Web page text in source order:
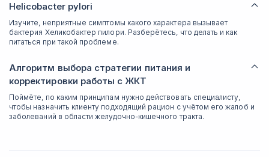
Helicobacter pylori
Изучите, неприятные симптомы какого характера вызывает
бактерия Хеликобактер пилори. Разберётесь, что делать и как
питаться при такой проблеме.
Алгоритм выбора стратегии питания и
корректировки работы с ЖКТ
Поймёте, по каким принципам нужно действовать специалисту,
чтобы назначить клиенту подходящий рацион с учётом его жалоб и
заболеваний в области желудочно-кишечного тракта.